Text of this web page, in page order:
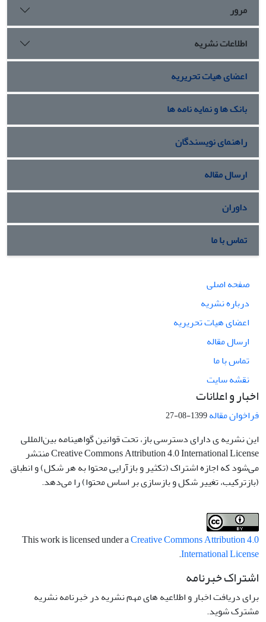
مرور
اطلاعات نشریه
اعضای هیات تحریریه
بانک ها و نمایه نامه ها
راهنمای نویسندگان
ارسال مقاله
داوران
تماس با ما
صفحه اصلی
درباره نشریه
اعضای هیات تحریریه
ارسال مقاله
تماس با ما
نقشه سایت
اخبار و اعلانات
فراخوان مقاله1399-08-27
این نشریه ی دارای دسترسی باز، تحت قوانین گواهینامه بین‌المللی
Creative Commons Attribution 4.0 International License منتشر
می‌شود که اجازه اشتراک (تکثیر و بازآرایی محتوا به هر شکل) و انطباق
(بازترکیب، تغییر شکل و بازسازی بر اساس محتوا) را می‌دهد.
This work is licensed under aCreative Commons Attribution 4.0
International License
.
اشتراک خبرنامه
برای دریافت اخبار و اطلاعیه های مهم نشریه در خبرنامه نشریه
مشترک شوید.